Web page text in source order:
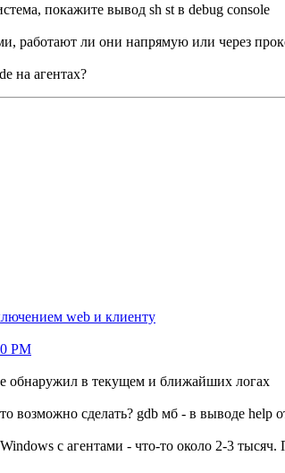
покажите вывод sh st в debug console
работают ли они напрямую или через
на агентах?
web и клиенту
PM
обнаружил в текущем и ближайших логах
возможно сделать? gdb мб - в выводе help
с агентами - что-то около 2-3